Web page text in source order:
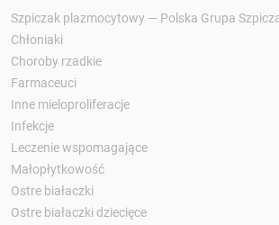
Szpiczak plazmocytowy — Polska Grupa
Chłoniaki
Choroby rzadkie
Farmaceuci
Inne mieloproliferacje
Infekcje
Leczenie wspomagające
Małopłytkowość
Ostre białaczki
Ostre białaczki dziecięce